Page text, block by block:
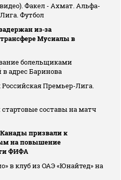
Факел - Ахмат. Альфа-
Футбол
из‑за
Мусиалы в
болельщиками
адрес Баринова
Премьер-Лига.
составы на матч
призвали к
на повышение
ФИФА
в клуб из ОАЭ «Юнайтед» на